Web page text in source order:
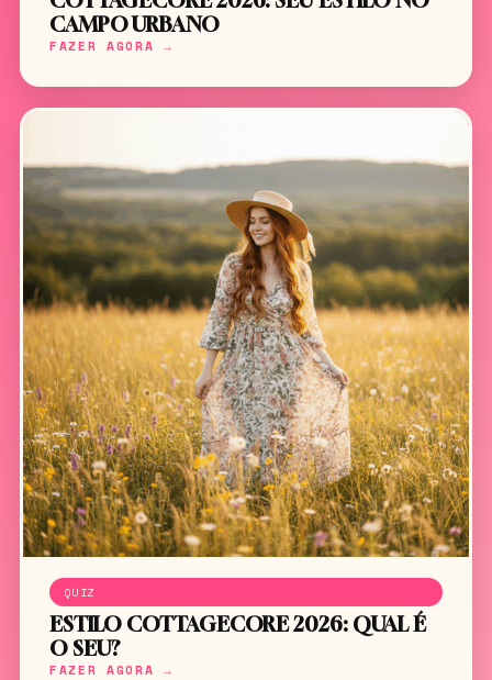
CAMPO URBANO
FAZER AGORA →
QUIZ
ESTILO COTTAGECORE 2026: QUAL É
O SEU?
FAZER AGORA →